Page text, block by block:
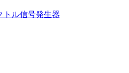
トル信号発生器